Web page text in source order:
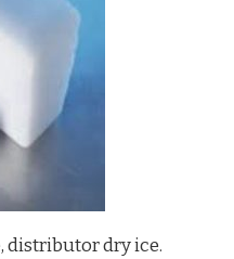
distributor dry ice.